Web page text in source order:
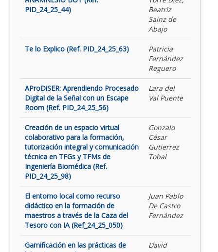
PID_24_25_44)
Beatriz
Sainz de
Abajo
Te lo Explico (Ref. PID_24_25_63)
Patricia
Fernández
Reguero
AProDiSER: Aprendiendo Procesado
Digital de la Señal con un Escape
Room (Ref. PID_24_25_56)
Lara del
Val Puente
Creación de un espacio virtual
colaborativo para la formación,
tutorización integral y comunicación
técnica en TFGs y TFMs de
Ingeniería Biomédica (Ref.
PID_24_25_98)
Gonzalo
César
Gutierrez
Tobal
El entorno local como recurso
didáctico en la formación de
maestros a través de la Caza del
Tesoro con IA (Ref_24_25_050)
Juan Pablo
De Castro
Fernández
Gamificación en las prácticas de
David